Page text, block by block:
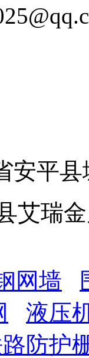
安平
艾瑞
网墙
液压
防护